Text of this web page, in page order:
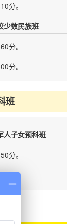
分。
少数民族班
分。
分。
班
人子女预科班
分。
分。